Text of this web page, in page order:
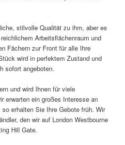
stilvolle Qualität zu ihm, aber es
Arbeitsflächenraum und
Fächern zur Front für alle Ihre
wird in perfektem Zustand und
sofort angeboten.
und wird Ihnen für viele
erwarten ein großes Interesse an
erhalten Sie Ihre Gebote früh. Wir
den wir auf London Westbourne
Hill Gate.